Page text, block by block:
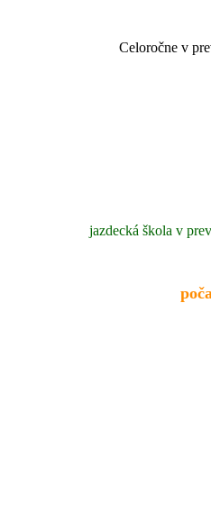
Celoročne v
jazdecká škola v